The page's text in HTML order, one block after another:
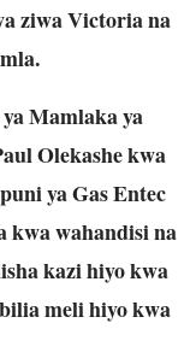
ziwa Victoria na
Mamlaka ya
Olekashe kwa
ya Gas Entec
wahandisi na
kazi hiyo kwa
meli hiyo kwa